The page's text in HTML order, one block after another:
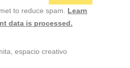
to reduce spam. Learn
data is processed.